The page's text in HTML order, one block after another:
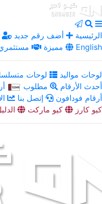
الرئيسية أضف رقم جديد
مميزة
مستثمري English
لوحات مواليد لوحات
أحدث الأرقام
مطلوب
أرقام فودافون
إتصل بنا
كيو كارز
كيو ماركت